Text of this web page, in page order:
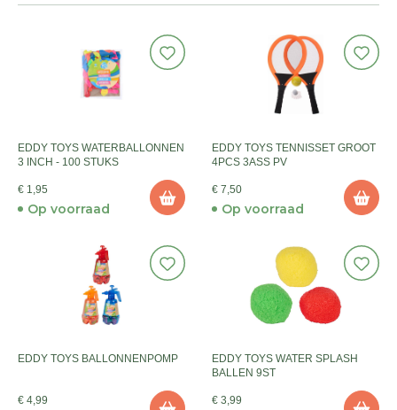
EDDY TOYS WATERBALLONNEN
3 INCH - 100 STUKS
€ 1,95
Op voorraad
EDDY TOYS TENNISSET GROOT
4PCS 3ASS PV
€ 7,50
Op voorraad
EDDY TOYS BALLONNENPOMP
€ 4,99
EDDY TOYS WATER SPLASH
BALLEN 9ST
€ 3,99